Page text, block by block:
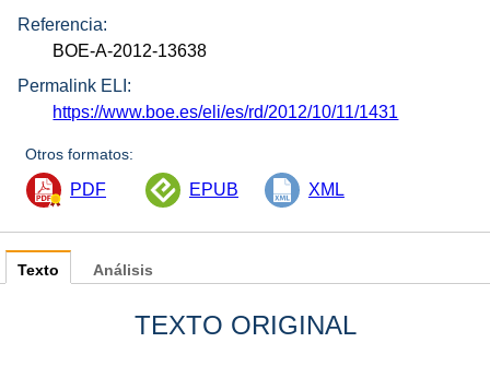
Referencia:
BOE-A-2012-13638
Permalink ELI:
https://www.boe.es/eli/es/rd/2012/10/11/1431
Otros formatos:
PDF EPUB XML
Texto
TEXTO ORIGINAL
Análisis